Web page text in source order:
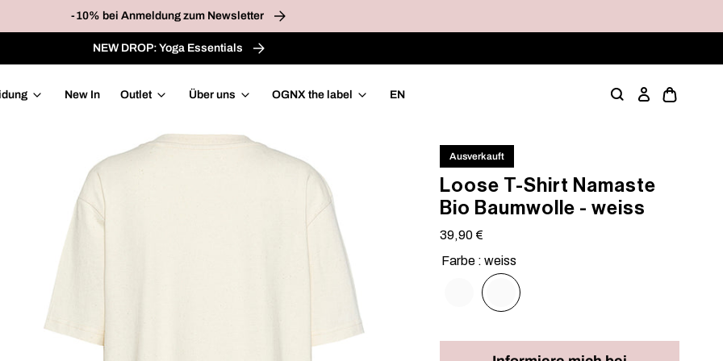
-10% bei Anmeldung zum Newsletter
NEW DROP: Yoga Essentials
New In Outlet Über uns OGNX the label EN
Ausverkauft
Loose T-Shirt Namaste
Bio Baumwolle - weiss
Regulärer
Preis
39,90 €
Farbe : weiss